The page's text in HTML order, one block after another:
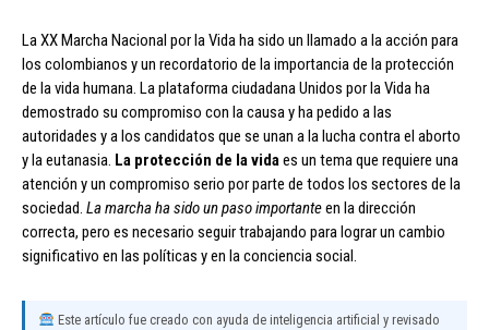
La XX Marcha Nacional por la Vida ha sido un llamado a la acción para
los colombianos y un recordatorio de la importancia de la protección
de la vida humana. La plataforma ciudadana Unidos por la Vida ha
demostrado su compromiso con la causa y ha pedido a las
autoridades y a los candidatos que se unan a la lucha contra el aborto
y la eutanasia. La protección de la vidaes un tema que requiere una
atención y un compromiso serio por parte de todos los sectores de la
sociedad. La marcha ha sido un paso importanteen la dirección
correcta, pero es necesario seguir trabajando para lograr un cambio
significativo en las políticas y en la conciencia social.
Este artículo fue creado con ayuda de inteligencia artificial y revisado